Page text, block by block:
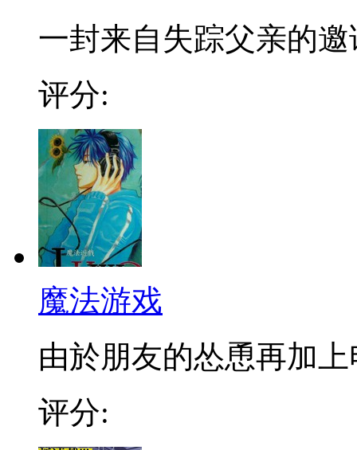
一封来自失踪父亲的
评分:
魔法游戏
由於朋友的怂恿再加
评分: